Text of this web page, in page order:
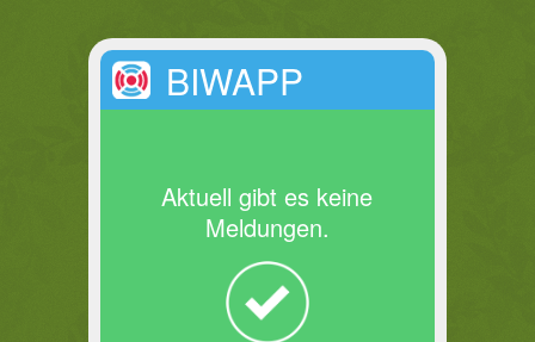
BIWAPP
Aktuell gibt es keine
Meldungen.